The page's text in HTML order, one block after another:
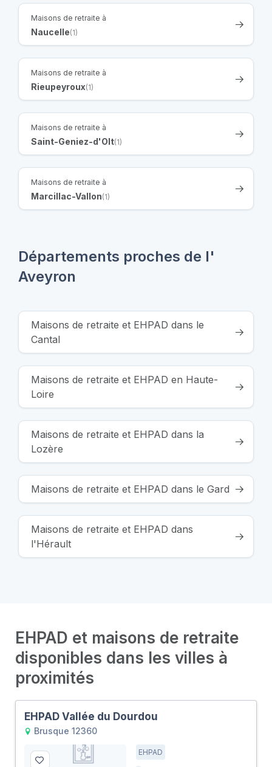
Maisons de retraite à
Naucelle(1)
Maisons de retraite à
Rieupeyroux(1)
Maisons de retraite à
Saint-Geniez-d'Olt(1)
Maisons de retraite à
Marcillac-Vallon(1)
Départements proches de l'
Aveyron
Maisons de retraite et EHPAD dans le
Cantal
Maisons de retraite et EHPAD en Haute-
Loire
Maisons de retraite et EHPAD dans la
Lozère
Maisons de retraite et EHPAD dans le Gard
Maisons de retraite et EHPAD dans
l'Hérault
EHPAD et maisons de retraite
disponibles dans les villes à
proximités
EHPAD Vallée du Dourdou
Brusque 12360
EHPAD